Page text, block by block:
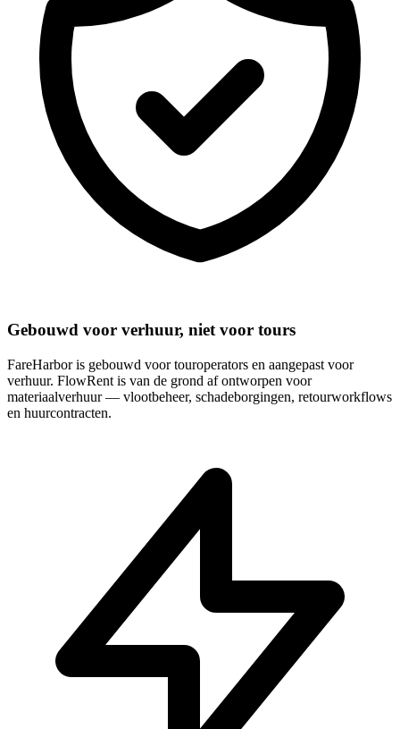
Gebouwd voor verhuur, niet voor tours
FareHarbor is gebouwd voor touroperators en aangepast voor
verhuur. FlowRent is van de grond af ontworpen voor
materiaalverhuur — vlootbeheer, schadeborgingen, retourworkflows
en huurcontracten.